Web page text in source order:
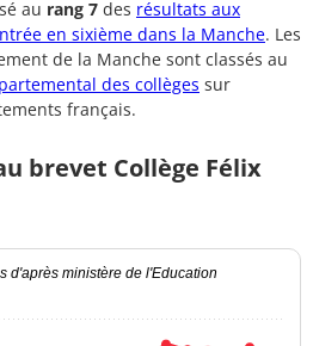
au rang 7 des résultats aux
en sixième dans la Manche. Les
de la Manche sont classés au
des collèges sur
français.
brevet Collège Félix
d'après ministère de l'Education